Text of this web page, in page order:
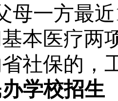
母一方最近
本医疗两
社保的，
学校招生